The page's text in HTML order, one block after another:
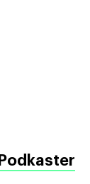
Podkaster